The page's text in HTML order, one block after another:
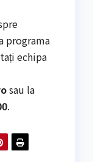
programa
echipa
sau la
.